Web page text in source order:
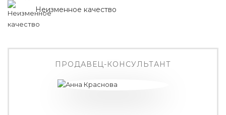
Неизменное качество
ПРОДАВЕЦ-КОНСУЛЬТАНТ